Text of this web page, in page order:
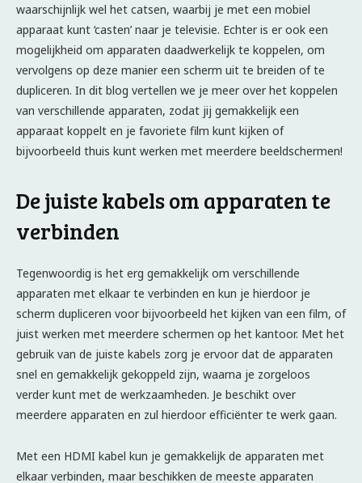
waarschijnlijk wel het catsen, waarbij je met een mobiel
apparaat kunt ‘casten’ naar je televisie. Echter is er ook een
mogelijkheid om apparaten daadwerkelijk te koppelen, om
vervolgens op deze manier een scherm uit te breiden of te
dupliceren. In dit blog vertellen we je meer over het koppelen
van verschillende apparaten, zodat jij gemakkelijk een
apparaat koppelt en je favoriete film kunt kijken of
bijvoorbeeld thuis kunt werken met meerdere beeldschermen!
De juiste kabels om apparaten te
verbinden
Tegenwoordig is het erg gemakkelijk om verschillende
apparaten met elkaar te verbinden en kun je hierdoor je
scherm dupliceren voor bijvoorbeeld het kijken van een film, of
juist werken met meerdere schermen op het kantoor. Met het
gebruik van de juiste kabels zorg je ervoor dat de apparaten
snel en gemakkelijk gekoppeld zijn, waarna je zorgeloos
verder kunt met de werkzaamheden. Je beschikt over
meerdere apparaten en zul hierdoor efficiënter te werk gaan.
Met een HDMI kabel kun je gemakkelijk de apparaten met
elkaar verbinden, maar beschikken de meeste apparaten